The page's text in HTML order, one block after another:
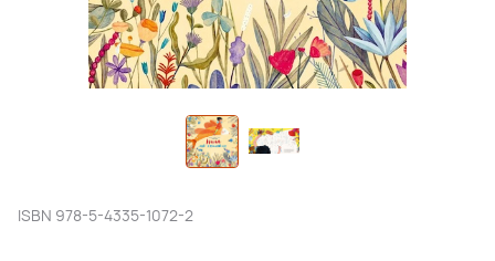
ISBN 978-5-4335-1072-2